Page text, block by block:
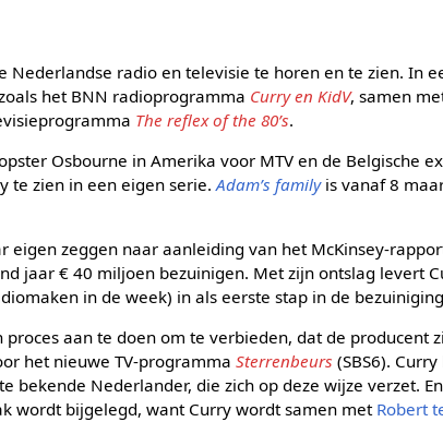
Nederlandse radio en televisie te horen en te zien. In
het BNN radioprogramma Curry en KidV, samen
The reflex of the 80’s.
Osbourne in Amerika voor MTV en de Belgische
te zien in een eigen serie.Adam’s familyis vanaf 8
eigen zeggen naar aanleiding van het McKinsey-
jaar € 40 miljoen bezuinigen. Met zijn ontslag levert
in de week) in als eerste stap in de
aan te doen om te verbieden, dat de producent
het nieuwe TV-programmaSterrenbeurs (SBS6).
bekende Nederlander, die zich op deze wijze verzet.
wordt bijgelegd, want Curry wordt samen met Robert